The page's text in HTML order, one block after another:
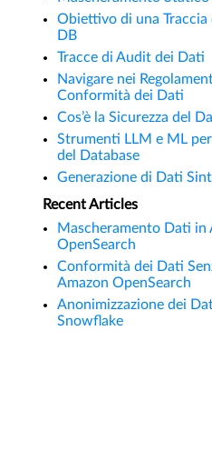
Obiettivo di una Traccia
DB
Tracce di Audit dei Dati
Navigare nei
Conformità dei Dati
Cos’è la Sicurezza del
Strumenti LLM e ML
del Database
Generazione di Dati
Recent Articles
Mascheramento Dati in
OpenSearch
Conformità dei Dati
Amazon OpenSearch
Anonimizzazione dei
Snowflake